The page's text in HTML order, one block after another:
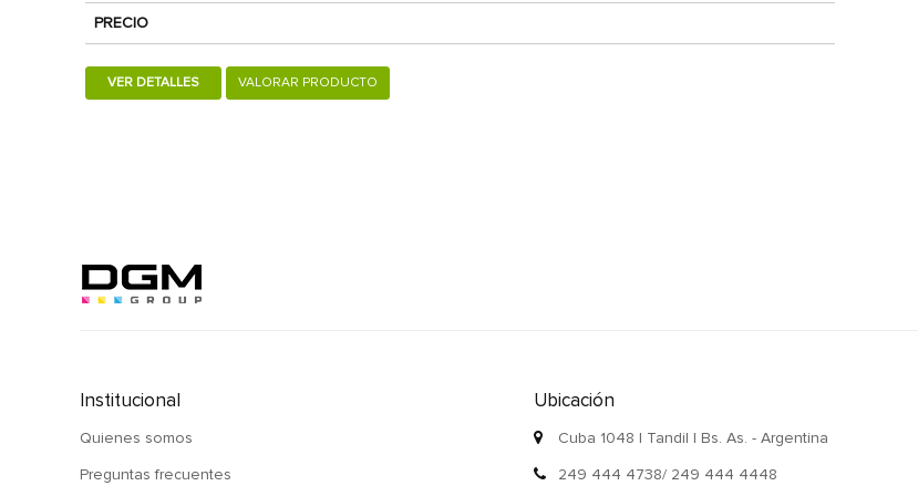
PRECIO
VER DETALLES VALORAR PRODUCTO
Institucional
Quienes somos
Preguntas frecuentes
Ubicación
Cuba 1048 | Tandil | Bs. As. - Argentina
249 444 4738/ 249 444 4448